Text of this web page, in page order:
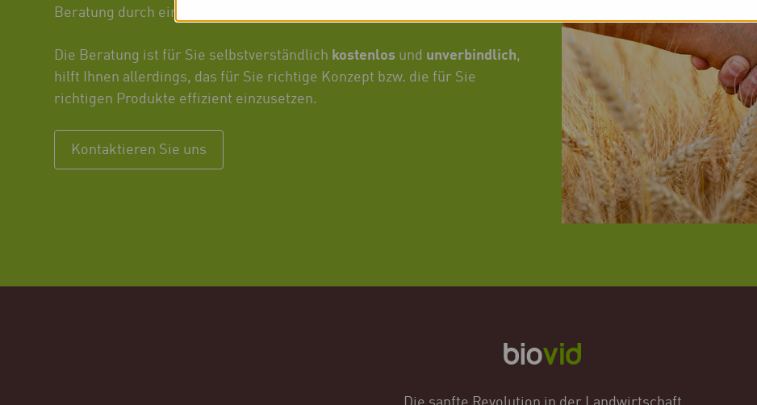
Beratung durch einen unserer kompetenten Außendienstmitarbeiter.
Die Beratung ist für Sie selbstverständlich kostenlos und unverbindlich,
hilft Ihnen allerdings, das für Sie richtige Konzept bzw. die für Sie
richtigen Produkte effizient einzusetzen.
Kontaktieren Sie uns